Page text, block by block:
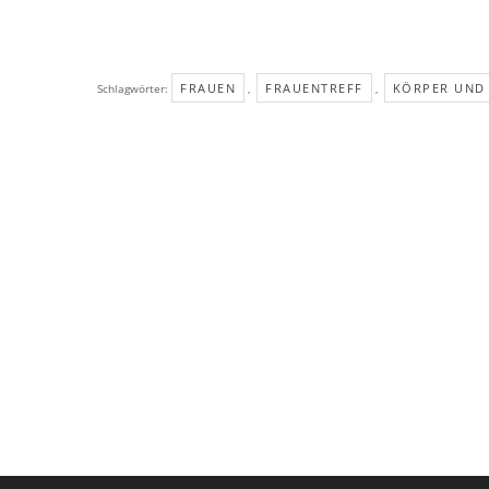
Schlagwörter: FRAUEN , FRAUENTREFF , KÖRPER UND